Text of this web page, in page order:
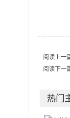
阅读上一
阅读下一
热门